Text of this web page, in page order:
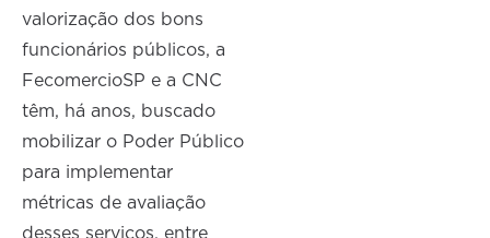
valorização dos bons
funcionários públicos, a
FecomercioSP e a CNC
têm, há anos, buscado
mobilizar o Poder Público
para implementar
métricas de avaliação
desses serviços, entre